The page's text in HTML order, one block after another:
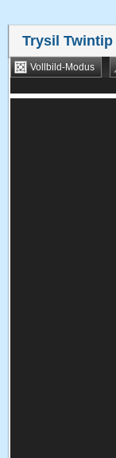
Trysil Twintip
Vollbild-Modus